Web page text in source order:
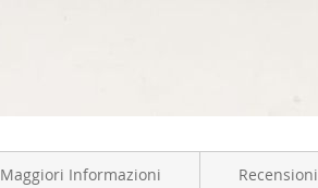
Maggiori Informazioni Recensioni